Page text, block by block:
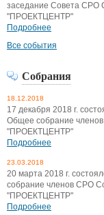
заседание Совета СРО
"ПРОЕКТЦЕНТР"
Подробнее
Все события
Собрания
18.12.2018
17 декабря 2018 г.
Общее собрание
"ПРОЕКТЦЕНТР"
Подробнее
23.03.2018
20 марта 2018 г.
собрание членов СРО
"ПРОЕКТЦЕНТР"
Подробнее